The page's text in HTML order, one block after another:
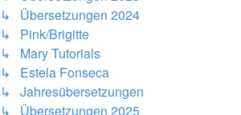
↳ Übersetzungen 2024
↳ Pink/Brigitte
↳ Mary Tutorials
↳ Estela Fonseca
↳ Jahresübersetzungen
↳ Übersetzungen 2025